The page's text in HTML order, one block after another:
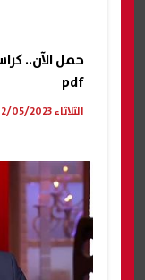
pdf
الثلاثاء 02/05/2023 03:54 م